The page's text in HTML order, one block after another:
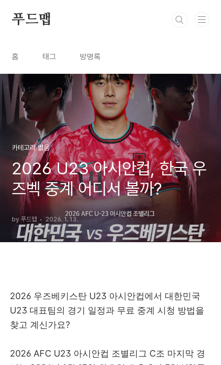
푸드맵
홈 태그 방명록
카테고리 없음
2026 U23 아시안컵, 한국 우
즈벡 중계 어디서 볼까?
by 푸드맵 2026. 1. 13.
2026 우즈베키스탄 U23 아시안컵에서 대한민국
U23 대표팀의 경기 일정과 무료 중계 시청 방법을
찾고 계신가요?
2026 AFC U23 아시안컵 조별리그 C조 마지막 경